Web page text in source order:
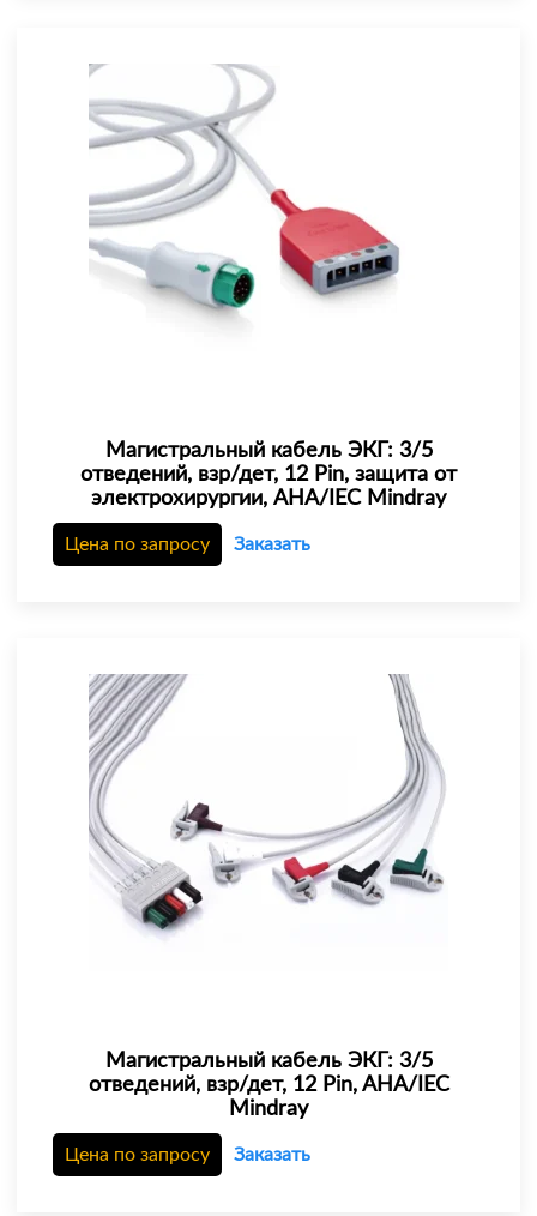
Магистральный кабель ЭКГ: 3/5
отведений, взр/дет, 12 Pin, защита от
электрохирургии, AHA/IEC Mindray
Цена по запросу Заказать
Магистральный кабель ЭКГ: 3/5
отведений, взр/дет, 12 Pin, AHA/IEC
Mindray
Цена по запросу Заказать